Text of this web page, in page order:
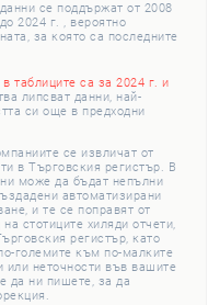
се поддържат от 2008
2024 г. , вероятно
за която са последните
таблиците са за 2024 г. и
липсват данни, най-
си още в предходни
се извличат от
в Търговския регистър. В
може да бъдат непълни
автоматизирани
и те се поправят от
стотиците хиляди отчети,
регистър, като
големите към по-малките
или неточности във вашите
да ни пишете, за да